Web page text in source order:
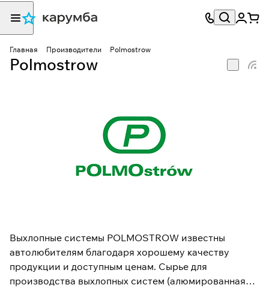
Главная Производители Polmostrow
Polmostrow
Выхлопные системы POLMOSTROW известны
автолюбителям благодаря хорошему качеству
продукции и доступным ценам. Сырье для
производства выхлопных систем (алюмированная